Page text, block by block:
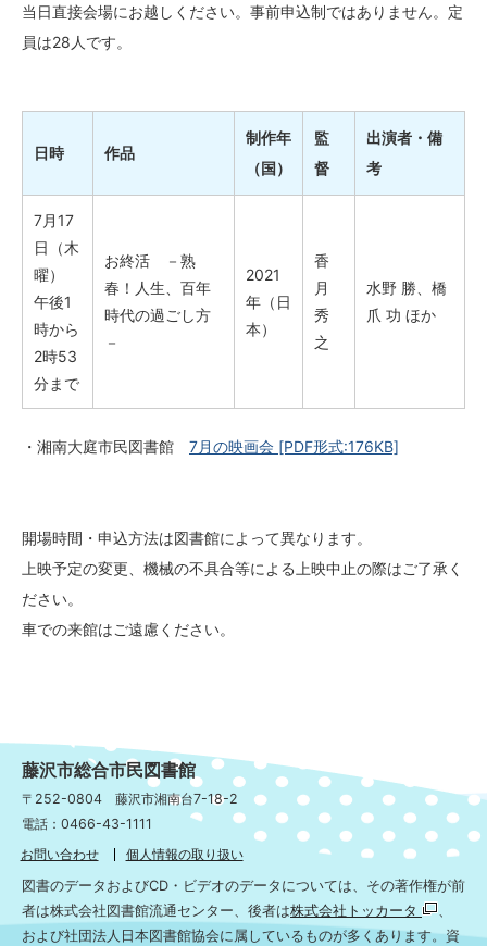
当日直接会場にお越しください。事前申込制ではありません。定
員は28人です。
日時 作品
制作年
（国）
監
督
出演者・備
考
7月17
日（木
曜）
午後1
時から
2時53
分まで
お終活 －熟
春！人生、百年
時代の過ごし方
－
2021
年（日
本）
香
月
秀
之
水野 勝、橋
爪 功 ほか
・湘南大庭市民図書館 7月の映画会 [PDF形式:176KB]
開場時間・申込方法は図書館によって異なります。
上映予定の変更、機械の不具合等による上映中止の際はご了承く
ださい。
車での来館はご遠慮ください。
藤沢市総合市民図書館
〒252-0804 藤沢市湘南台7-18-2
電話：0466-43-1111
お問い合わせ
個人情報の取り扱い
図書のデータおよびCD・ビデオのデータについては、その著作権が前
者は株式会社図書館流通センター、後者は株式会社トッカータ
、
および社団法人日本図書館協会に属しているものが多くあります。資